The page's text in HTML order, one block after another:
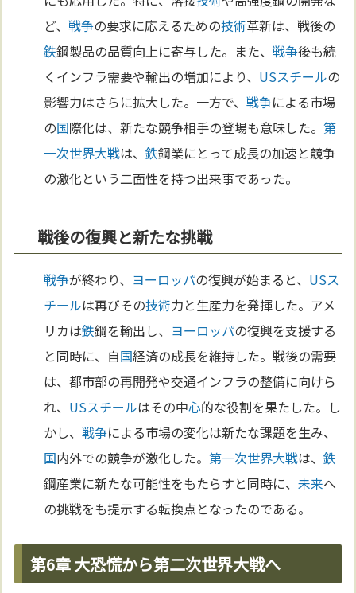
ど、戦争の要求に応えるための技術革新は、戦後の
鉄鋼製品の品質向上に寄与した。また、戦争後も続
くインフラ需要や輸出の増加により、 USスチールの
影響力はさらに拡大した。一方で、戦争による市場
の国際化は、新たな競争相手の登場も意味した。第
一次世界大戦は、鉄鋼業にとって成長の加速と競争
の激化という二面性を持つ出来事であった。
戦後の復興と新たな挑戦
戦争が終わり、 ヨーロッパの復興が始まると、 USス
チールは再びその技術力と生産力を発揮した。アメ
リカは鉄鋼を輸出し、 ヨーロッパの復興を支援する
と同時に、自国経済の成長を維持した。戦後の需要
は、都市部の再開発や交通インフラの整備に向けら
れ、 USスチールはその中心的な役割を果たした。し
かし、戦争による市場の変化は新たな課題を生み、
国内外での競争が激化した。第一次世界大戦は、鉄
鋼産業に新たな可能性をもたらすと同時に、未来へ
の挑戦をも提示する転換点となったのである。
第6章 大恐慌から第二次世界大戦へ